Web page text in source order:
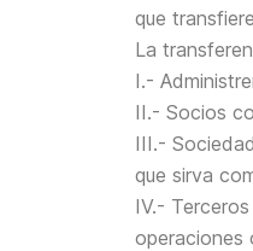
que
La
I.-
II.- Socios
III.-
que sirva
IV.-
operaciones